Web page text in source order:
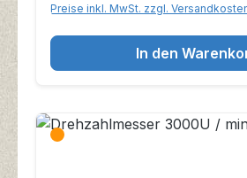
Preise inkl. MwSt. zzgl.
In den